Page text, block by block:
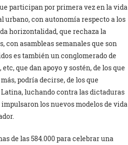
participan por primera vez en la vida
urbano, con autonomía respecto a los
horizontalidad, que rechaza la
con asambleas semanales que son
es también un conglomerado de
que dan apoyo y sostén, de los que
podría decirse, de los que
luchando contra las dictaduras
los nuevos modelos de vida
de las 584.000 para celebrar una